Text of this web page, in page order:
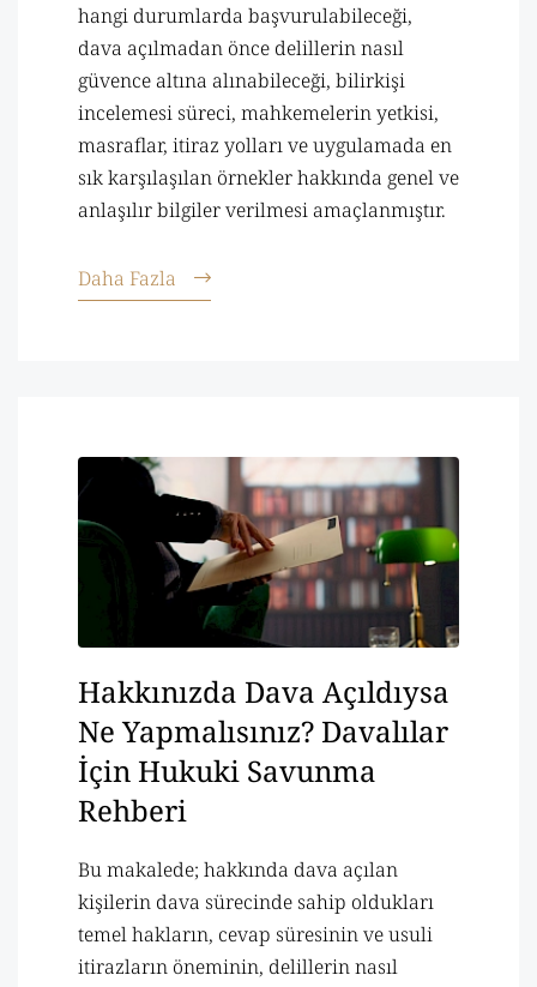
hangi durumlarda başvurulabileceği,
dava açılmadan önce delillerin nasıl
güvence altına alınabileceği, bilirkişi
incelemesi süreci, mahkemelerin yetkisi,
masraflar, itiraz yolları ve uygulamada en
sık karşılaşılan örnekler hakkında genel ve
anlaşılır bilgiler verilmesi amaçlanmıştır.
Daha Fazla
Hakkınızda Dava Açıldıysa
Ne Yapmalısınız? Davalılar
İçin Hukuki Savunma
Rehberi
Bu makalede; hakkında dava açılan
kişilerin dava sürecinde sahip oldukları
temel hakların, cevap süresinin ve usuli
itirazların öneminin, delillerin nasıl